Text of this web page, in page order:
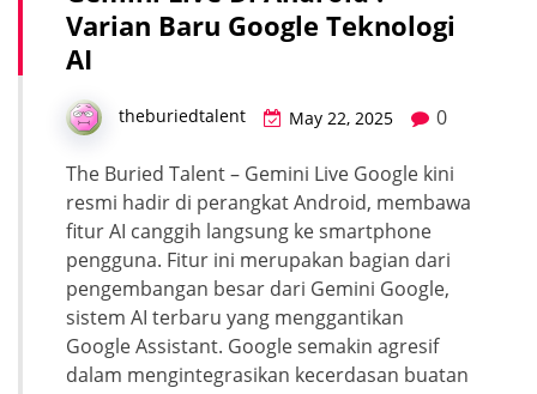
Varian Baru Google Teknologi
AI
theburiedtalent May 22, 2025 0
The Buried Talent – Gemini Live Google kini
resmi hadir di perangkat Android, membawa
fitur AI canggih langsung ke smartphone
pengguna. Fitur ini merupakan bagian dari
pengembangan besar dari Gemini Google,
sistem AI terbaru yang menggantikan
Google Assistant. Google semakin agresif
dalam mengintegrasikan kecerdasan buatan